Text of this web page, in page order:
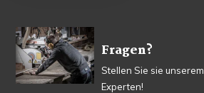
Fragen?
Stellen Sie sie unserem
Experten!